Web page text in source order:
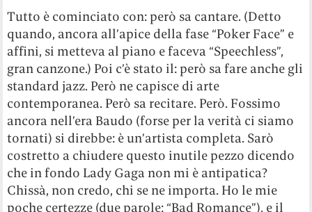
Tutto è cominciato con: però sa cantare. (Detto
quando, ancora all’apice della fase “Poker Face” e
affini, si metteva al piano e faceva “Speechless”,
gran canzone.) Poi c’è stato il: però sa fare anche gli
standard jazz. Però ne capisce di arte
contemporanea. Però sa recitare. Però. Fossimo
ancora nell’era Baudo (forse per la verità ci siamo
tornati) si direbbe: è un’artista completa. Sarò
costretto a chiudere questo inutile pezzo dicendo
che in fondo Lady Gaga non mi è antipatica?
Chissà, non credo, chi se ne importa. Ho le mie
poche certezze (due parole: “Bad Romance”), e il